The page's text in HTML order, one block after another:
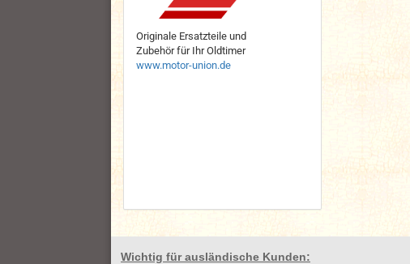
Originale Ersatzteile und
Zubehör für Ihr Oldtimer
www.motor-union.de
Wichtig für ausländische Kunden: